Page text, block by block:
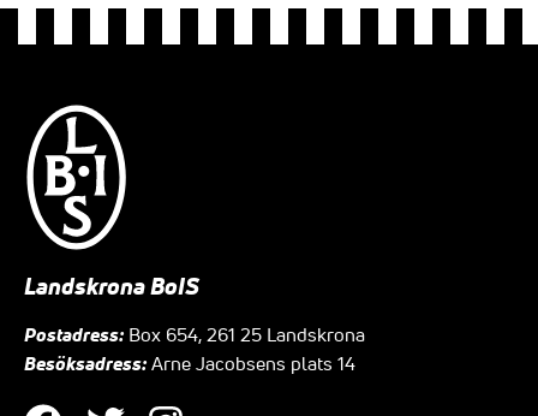
Landskrona BoIS
Postadress: Box 654, 261 25 Landskrona
Besöksadress: Arne Jacobsens plats 14